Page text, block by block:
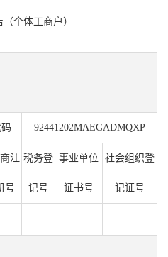
个体工商户）
92441202MAEGADMQXP
注
号
税务登
记号
事业单位
证书号
社会组织登
记证号